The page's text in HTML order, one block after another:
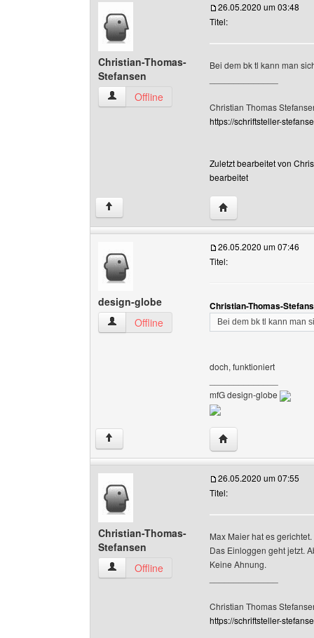
Christian-Thomas-
Stefansen
Christian-Thomas-Stefansen Benutzer-Profile
Offline
26.05.2020 um 03:48
Titel:
Bei dem bk tl kann man
Christian Thomas
https://schriftsteller-
Zuletzt bearbeitet von
bearbeitet
↑ Website dieses
design-globe
design-globe Benutzer-Profile anzeigen
Offline
26.05.2020 um 07:46
Titel:
Christian-Thomas-
Bei dem bk tl kann man
doch, funktioniert
mfG design-globe
↑ Website dieses
Christian-Thomas-
Stefansen
Christian-Thomas-Stefansen Benutzer-Profile
Offline
26.05.2020 um 07:55
Titel:
Max Maier hat es gerichtet.
Das Einloggen geht jetzt.
Keine Ahnung.
Christian Thomas
https://schriftsteller-